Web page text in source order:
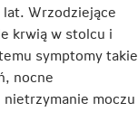
Wrzodziejące
krwią w stolcu i
symptomy takie
nocne
moczu